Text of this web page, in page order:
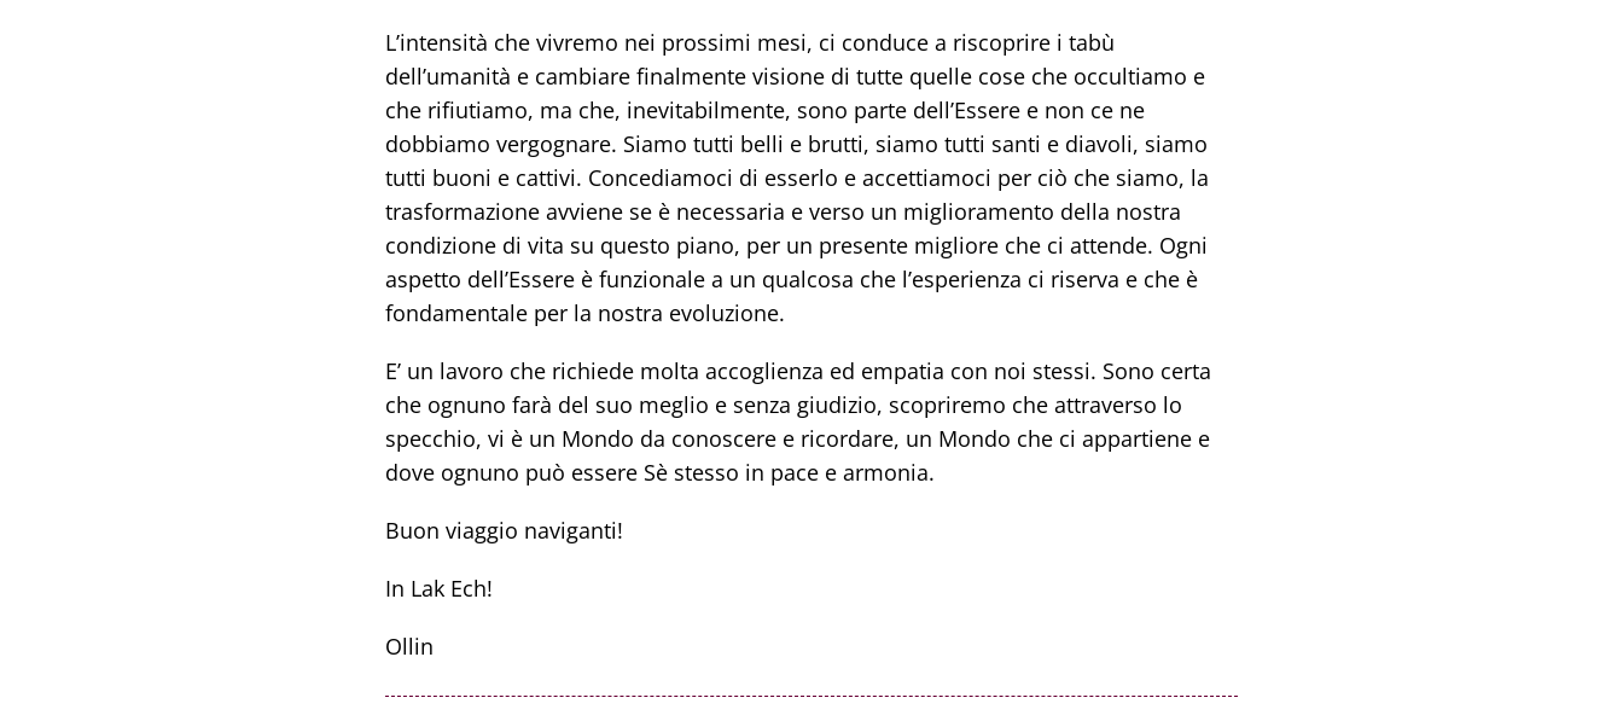
L’intensità che vivremo nei prossimi mesi, ci conduce a riscoprire i tabù
dell’umanità e cambiare finalmente visione di tutte quelle cose che occultiamo e
che rifiutiamo, ma che, inevitabilmente, sono parte dell’Essere e non ce ne
dobbiamo vergognare. Siamo tutti belli e brutti, siamo tutti santi e diavoli, siamo
tutti buoni e cattivi. Concediamoci di esserlo e accettiamoci per ciò che siamo, la
trasformazione avviene se è necessaria e verso un miglioramento della nostra
condizione di vita su questo piano, per un presente migliore che ci attende. Ogni
aspetto dell’Essere è funzionale a un qualcosa che l’esperienza ci riserva e che è
fondamentale per la nostra evoluzione.
E’ un lavoro che richiede molta accoglienza ed empatia con noi stessi. Sono certa
che ognuno farà del suo meglio e senza giudizio, scopriremo che attraverso lo
specchio, vi è un Mondo da conoscere e ricordare, un Mondo che ci appartiene e
dove ognuno può essere Sè stesso in pace e armonia.
Buon viaggio naviganti!
In Lak Ech!
Ollin